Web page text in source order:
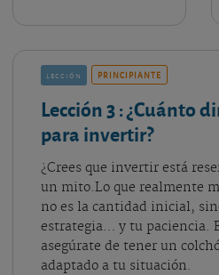
lección PRINCIPIANTE
Lección 3: ¿Cuánto
para invertir?
¿Crees que invertir está
un mito.Lo que realmente
no es la cantidad inicial,
estrategia… y tu paciencia.
asegúrate de tener un
adaptado a tu situación.